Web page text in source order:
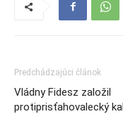
Predchádzajúci článok
Vládny Fidesz založil
protiprisťahovalecký